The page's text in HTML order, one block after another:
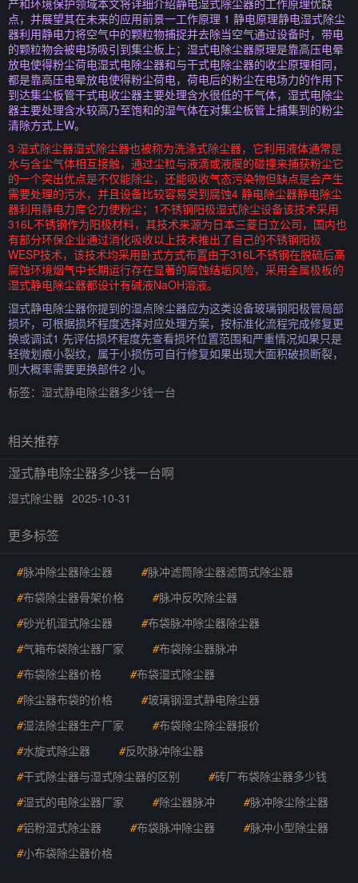
产和环境保护领域本文将详细介绍静电湿式除尘器的工作原理优缺
点，并展望其在未来的应用前景一工作原理 1 静电原理静电湿式除尘
器利用静电力将空气中的颗粒物捕捉并去除当空气通过设备时，带电
的颗粒物会被电场吸引到集尘板上；湿式电除尘器原理是靠高压电晕
放电使得粉尘荷电湿式电除尘器和与干式电除尘器的收尘原理相同，
都是靠高压电晕放电使得粉尘荷电，荷电后的粉尘在电场力的作用下
到达集尘板管干式电收尘器主要处理含水很低的干气体，湿式电除尘
器主要处理含水较高乃至饱和的湿气体在对集尘板管上捕集到的粉尘
清除方式上W。
3 湿式除尘器湿式除尘器也被称为洗涤式除尘器，它利用液体通常是
水与含尘气体相互接触，通过尘粒与液滴或液膜的碰撞来捕获粉尘它
的一个突出优点是不仅能除尘，还能吸收气态污染物但缺点是会产生
需要处理的污水，并且设备比较容易受到腐蚀4 静电除尘器静电除尘
器利用静电力库仑力使粉尘；1不锈钢阳极湿式除尘设备该技术采用
316L不锈钢作为阳极材料，其技术来源为日本三菱日立公司，国内也
有部分环保企业通过消化吸收以上技术推出了自己的不锈钢阳极
WESP技术，该技术均采用卧式方式布置由于316L不锈钢在脱硫后高
腐蚀环境烟气中长期运行存在显著的腐蚀结垢风险，采用金属极板的
湿式静电除尘器都设计有碱液NaOH溶液。
湿式静电除尘器你提到的湿点除尘器应为这类设备玻璃钢阳极管局部
损坏，可根据损坏程度选择对应处理方案，按标准化流程完成修复更
换或调试1 先评估损坏程度先查看损坏位置范围和严重情况如果只是
轻微划痕小裂纹，属于小损伤可自行修复如果出现大面积破损断裂，
则大概率需要更换部件2 小。
标签： 湿式静电除尘器多少钱一台
相关推荐
湿式静电除尘器多少钱一台啊
湿式除尘器 2025-10-31
更多标签
#脉冲除尘器除尘器 #脉冲滤筒除尘器滤筒式除尘器
#布袋除尘器骨架价格 #脉冲反吹除尘器
#砂光机湿式除尘器 #布袋脉冲除尘器除尘器
#气箱布袋除尘器厂家 #布袋除尘器脉冲
#布袋除尘器价格 #布袋湿式除尘器
#除尘器布袋的价格 #玻璃钢湿式静电除尘器
#湿法除尘器生产厂家 #布袋除尘除尘器报价
#水旋式除尘器 #反吹脉冲除尘器
#干式除尘器与湿式除尘器的区别 #砖厂布袋除尘器多少钱
#湿式的电除尘器厂家 #除尘器脉冲 #脉冲除尘除尘器
#铝粉湿式除尘器 #布袋脉冲除尘器 #脉冲小型除尘器
#小布袋除尘器价格